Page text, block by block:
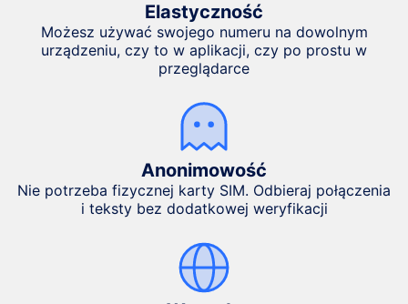
Elastyczność
Możesz używać swojego numeru na dowolnym
urządzeniu, czy to w aplikacji, czy po prostu w
przeglądarce
Anonimowość
Nie potrzeba fizycznej karty SIM. Odbieraj połączenia
i teksty bez dodatkowej weryfikacji